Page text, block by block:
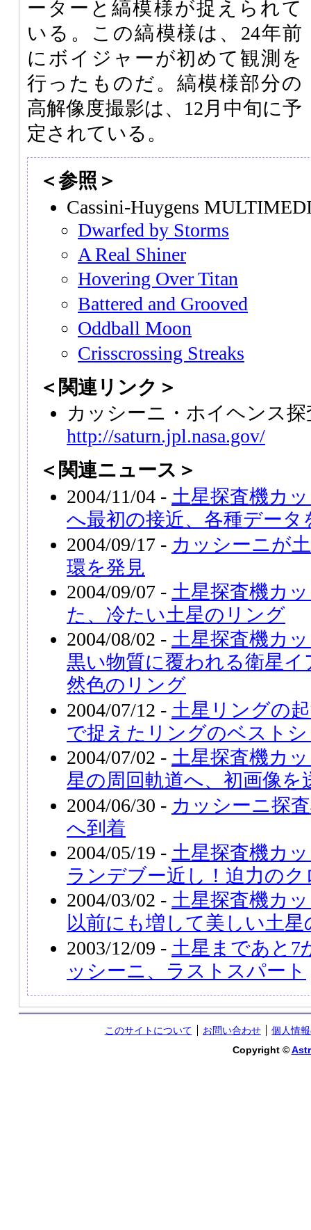
ーターと縞模様が捉えられて
いる。この縞模様は、24年前
にボイジャーが初めて観測を
行ったものだ。縞模様部分の
高解像度撮影は、12月中旬に予
定されている。
＜参照＞
Cassini-Huygens
Dwarfed by Storms
A Real Shiner
Hovering Over Titan
Battered and Grooved
Oddball Moon
Crisscrossing Streaks
＜関連リンク＞
カッシーニ・ホイヘンス探
http://saturn.jpl.nasa.gov/
＜関連ニュース＞
2004/11/04 - 土星探査機カ
へ最初の接近、各種データ
2004/09/17 - カッシーニが
環を発見
2004/09/07 - 土星探査機カ
た、冷たい土星のリング
2004/08/02 - 土星探査機カ
黒い物質に覆われる衛星
然色のリング
2004/07/12 - 土星リングの
で捉えたリングのベスト
2004/07/02 - 土星探査機カ
星の周回軌道へ、初画像を
2004/06/30 - カッシーニ探
へ到着
2004/05/19 - 土星探査機カ
ランデブー近し！迫力の
2004/03/02 - 土星探査機カ
以前にも増して美しい土
2003/12/09 - 土星まであと7
ッシーニ、ラストスパート
このサイトについて お問い合わせ
個人情
Copyright ©